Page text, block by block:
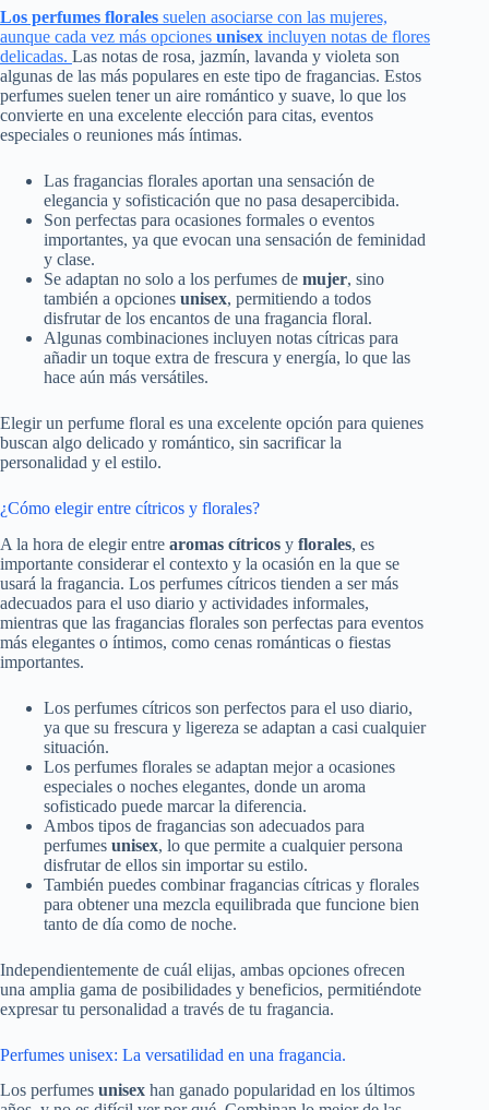
Los perfumes florales suelen asociarse con las mujeres,
aunque cada vez más opciones unisex incluyen notas de flores
delicadas. Las notas de rosa, jazmín, lavanda y violeta son
algunas de las más populares en este tipo de fragancias. Estos
perfumes suelen tener un aire romántico y suave, lo que los
convierte en una excelente elección para citas, eventos
especiales o reuniones más íntimas.
Las fragancias florales aportan una sensación de
elegancia y sofisticación que no pasa desapercibida.
Son perfectas para ocasiones formales o eventos
importantes, ya que evocan una sensación de feminidad
y clase.
Se adaptan no solo a los perfumes de mujer, sino
también a opciones unisex, permitiendo a todos
disfrutar de los encantos de una fragancia floral.
Algunas combinaciones incluyen notas cítricas para
añadir un toque extra de frescura y energía, lo que las
hace aún más versátiles.
Elegir un perfume floral es una excelente opción para quienes
buscan algo delicado y romántico, sin sacrificar la
personalidad y el estilo.
¿Cómo elegir entre cítricos y florales?
A la hora de elegir entre aromas cítricos y florales, es
importante considerar el contexto y la ocasión en la que se
usará la fragancia. Los perfumes cítricos tienden a ser más
adecuados para el uso diario y actividades informales,
mientras que las fragancias florales son perfectas para eventos
más elegantes o íntimos, como cenas románticas o fiestas
importantes.
Los perfumes cítricos son perfectos para el uso diario,
ya que su frescura y ligereza se adaptan a casi cualquier
situación.
Los perfumes florales se adaptan mejor a ocasiones
especiales o noches elegantes, donde un aroma
sofisticado puede marcar la diferencia.
Ambos tipos de fragancias son adecuados para
perfumes unisex, lo que permite a cualquier persona
disfrutar de ellos sin importar su estilo.
También puedes combinar fragancias cítricas y florales
para obtener una mezcla equilibrada que funcione bien
tanto de día como de noche.
Independientemente de cuál elijas, ambas opciones ofrecen
una amplia gama de posibilidades y beneficios, permitiéndote
expresar tu personalidad a través de tu fragancia.
Perfumes unisex: La versatilidad en una fragancia.
Los perfumes unisex han ganado popularidad en los últimos